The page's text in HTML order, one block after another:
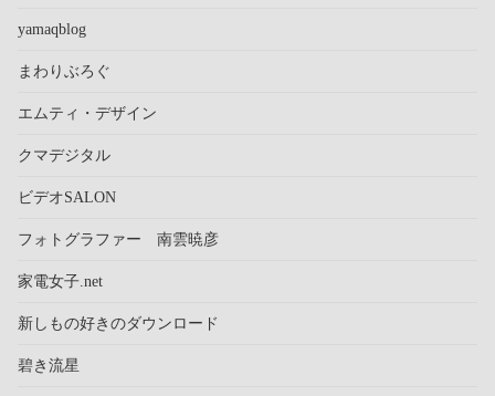
yamaqblog
まわりぶろぐ
エムティ・デザイン
クマデジタル
ビデオSALON
フォトグラファー 南雲暁彦
家電女子.net
新しもの好きのダウンロード
碧き流星